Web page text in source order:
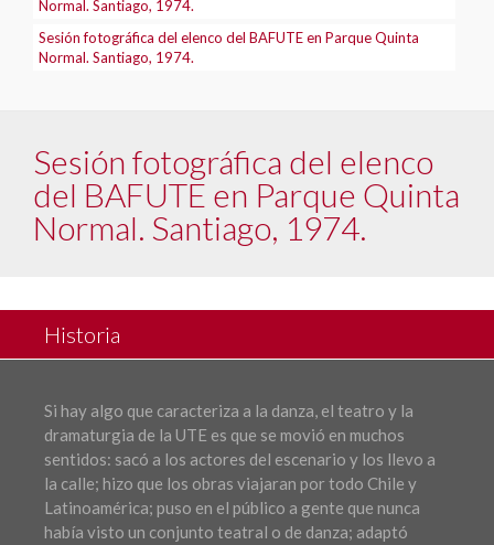
Normal. Santiago, 1974.
Sesión fotográfica del elenco del BAFUTE en Parque Quinta
Normal. Santiago, 1974.
Sesión fotográfica del elenco
del BAFUTE en Parque Quinta
Normal. Santiago, 1974.
Historia
Si hay algo que caracteriza a la danza, el teatro y la
dramaturgia de la UTE es que se movió en muchos
sentidos: sacó a los actores del escenario y los llevo a
la calle; hizo que los obras viajaran por todo Chile y
Latinoamérica; puso en el público a gente que nunca
había visto un conjunto teatral o de danza; adaptó